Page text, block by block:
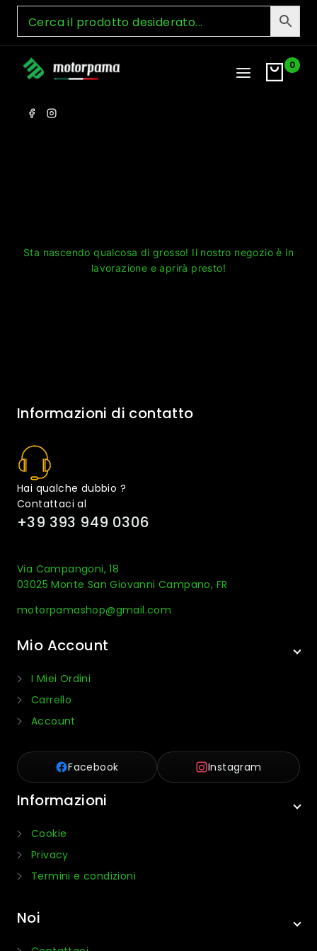
Skip
content
0
Sta nascendo qualcosa di grosso! Il nostro negozio è in
lavorazione e aprirà presto!
Informazioni di contatto
Hai qualche dubbio ?
Contattaci al
+39 393 949 0306
Via Campangoni, 18
03025 Monte San Giovanni Campano, FR
motorpamashop@gmail.com
Mio Account
I Miei Ordini
Carrello
Account
Facebook Instagram
Informazioni
Cookie
Privacy
Termini e condizioni
Noi